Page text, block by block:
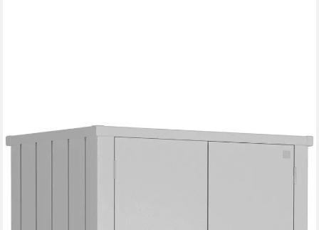
BIOHORT